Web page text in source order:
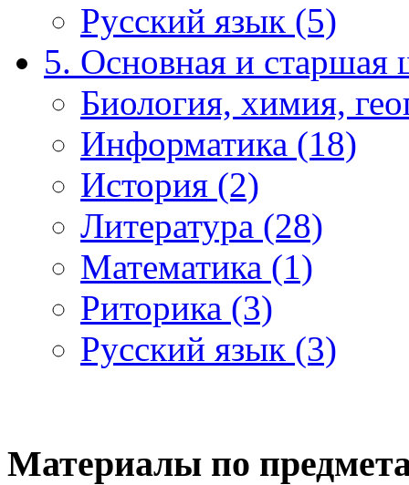
Русский язык (5)
5. Основная и старшая
Биология, химия,
Информатика (18)
История (2)
Литература (28)
Математика (1)
Риторика (3)
Русский язык (3)
Материалы по